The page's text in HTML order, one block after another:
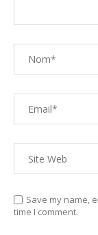
Save my name,
time I comment.